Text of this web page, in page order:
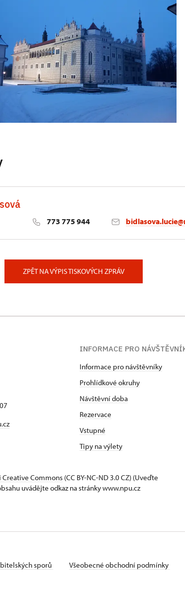
773 775 944
ZPĚT NA VÝPIS TISKOVÝCH ZPRÁV
INFORMACE PRO
Informace pro návštěvníky
Prohlídkové okruhy
Návštěvní doba
Rezervace
Vstupné
Tipy na výlety
Creative Commons (CC BY-NC-ND 3.0 CZ) (Uveďte
uvádějte odkaz na stránky www.npu.cz
sporů
Všeobecné obchodní podmínky